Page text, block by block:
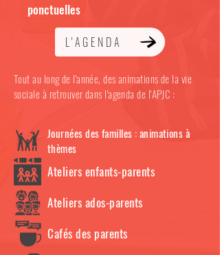
ponctuelles
L'AGENDA
Tout au long de l'année, des animations de la vie
sociale à retrouver dans l'agenda de l'APJC :
Journées des familles : animations à
thèmes
Ateliers enfants-parents
Ateliers ados-parents
Cafés des parents